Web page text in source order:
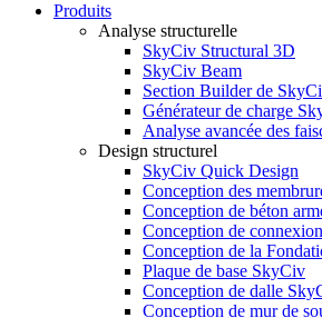
Produits
Analyse structurelle
SkyCiv Structural 3D
SkyCiv Beam
Section Builder de
Générateur de charge
Analyse avancée des
Design structurel
SkyCiv Quick Design
Conception des
Conception de béton
Conception de
Conception de la
Plaque de base SkyCiv
Conception de dalle
Conception de mur de